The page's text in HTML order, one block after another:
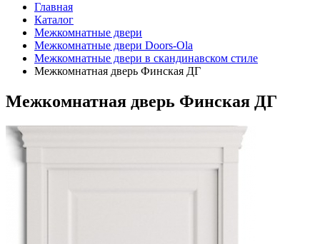
Главная
Каталог
Межкомнатные двери
Межкомнатные двери Doors-Ola
Межкомнатные двери в скандинавском стиле
Межкомнатная дверь Финская ДГ
Межкомнатная дверь Финская ДГ